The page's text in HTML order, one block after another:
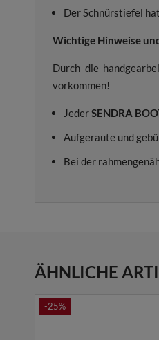
Der Schnürstiefel
Wichtige Hinweise
Durch die
vorkommen!
JederSENDRA
Aufgeraute und
Bei der
ÄHNLICHE
-25%